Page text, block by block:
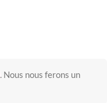
. Nous nous ferons un